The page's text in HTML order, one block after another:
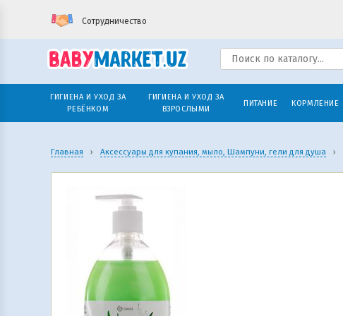
Сотрудничество
ГИГИЕНА И УХОД ЗА
РЕБЁНКОМ
ГИГИЕНА И УХОД ЗА
ВЗРОСЛЫМИ
ПИТАНИЕ КОРМЛЕНИЕ
Главная › Аксессуары для купания, мыло, Шампуни, гели для душа ›